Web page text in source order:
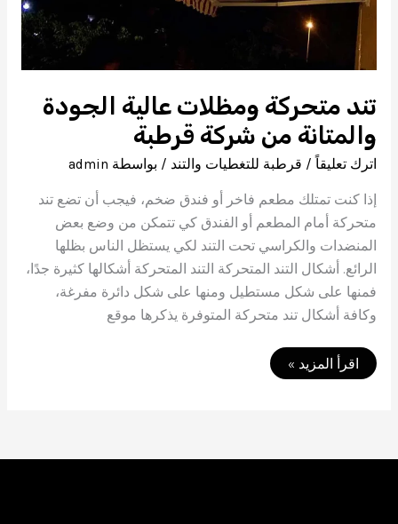
تند متحركة ومظلات عالية الجودة
والمتانة من شركة قرطبة
اترك تعليقاً / قرطبة للتغطيات والتند / بواسطة admin
إذا كنت تمتلك مطعم فاخر أو فندق ضخم، فيجب أن تضع تند
متحركة أمام المطعم أو الفندق كي تتمكن من وضع بعض
المنضدات والكراسي تحت التند لكي يستظل الناس بظلها
الرائع. أشكال التند المتحركة التند المتحركة أشكالها كثيرة جدًا،
فمنها على شكل مستطيل ومنها على شكل دائرة مفرغة،
وكافة أشكال تند متحركة المتوفرة يذكرها موقع
تند
متحركة
شركة
اقرأ المزيد »